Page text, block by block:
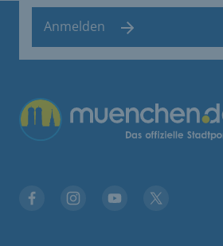
Anmelden
Übergreifende Links